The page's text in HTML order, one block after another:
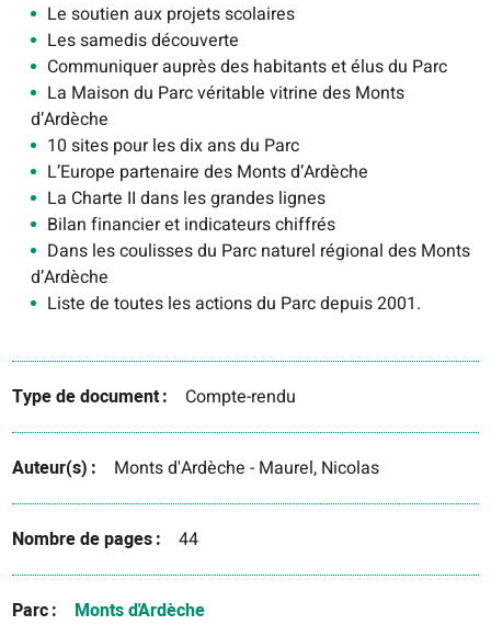
Le soutien aux projets scolaires
Les samedis découverte
Communiquer auprès des habitants et élus du Parc
La Maison du Parc véritable vitrine des Monts
d’Ardèche
10 sites pour les dix ans du Parc
L’Europe partenaire des Monts d’Ardèche
La Charte II dans les grandes lignes
Bilan financier et indicateurs chiffrés
Dans les coulisses du Parc naturel régional des Monts
d’Ardèche
Liste de toutes les actions du Parc depuis 2001.
Type de document Compte-rendu
Auteur(s) Monts d'Ardèche - Maurel, Nicolas
Nombre de pages 44
Parc Monts d'Ardèche